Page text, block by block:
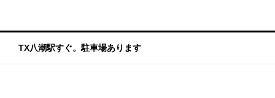
TX八潮駅すぐ。駐車場あります